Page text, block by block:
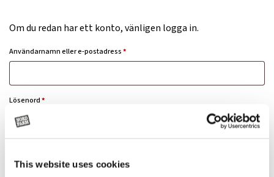
This website uses cookies
Om du redan har ett konto, vänligen logga in.
Användarnamn eller e-postadress*Obligatoriskt
Lösenord*Obligatoriskt